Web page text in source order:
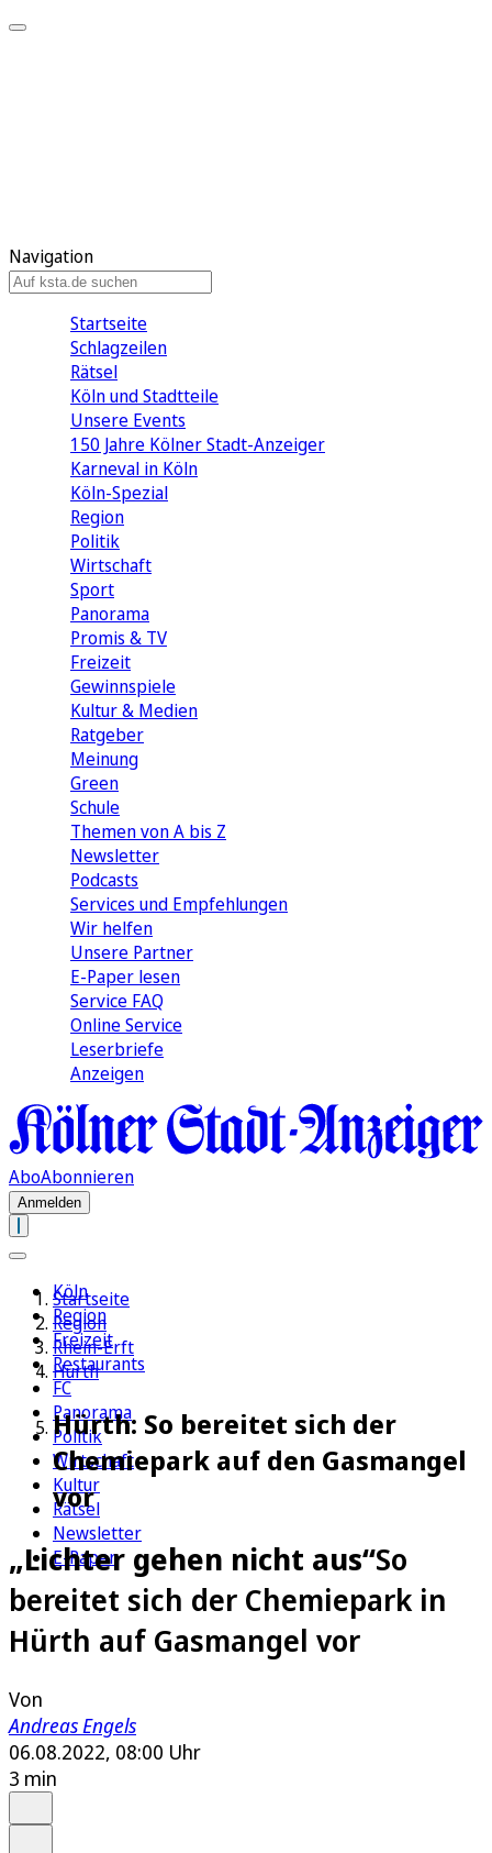
Navigation
Startseite
Schlagzeilen
Rätsel
Köln und Stadtteile
Unsere Events
150 Jahre Kölner Stadt-Anzeiger
Karneval in Köln
Köln-Spezial
Region
Politik
Wirtschaft
Sport
Panorama
Promis & TV
Freizeit
Gewinnspiele
Kultur & Medien
Ratgeber
Meinung
Green
Schule
Themen von A bis Z
Newsletter
Podcasts
Services und Empfehlungen
Wir helfen
Unsere Partner
E-Paper lesen
Service FAQ
Online Service
Leserbriefe
Anzeigen
AboAbonnieren
Anmelden
Köln
Region
Freizeit
Restaurants
FC
Panorama
Politik
Wirtschaft
Kultur
Rätsel
Newsletter
E-Paper
Startseite
Region
Rhein-Erft
Hürth
Hürth: So bereitet sich der
Chemiepark auf den Gasmangel
vor
„Lichter gehen nicht aus“So
bereitet sich der Chemiepark in
Hürth auf Gasmangel vor
Von
Andreas Engels
06.08.2022, 08:00 Uhr
3 min